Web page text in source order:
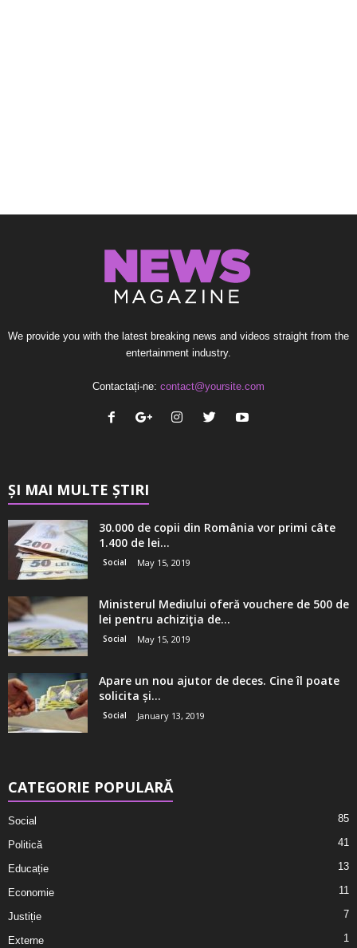
We provide you with the latest breaking news and videos straight from the
entertainment industry.
Contactați-ne: contact@yoursite.com
ȘI MAI MULTE ȘTIRI
30.000 de copii din România vor primi câte
1.400 de lei...
Social May 15, 2019
Ministerul Mediului oferă vouchere de 500 de
lei pentru achiziţia de...
Social May 15, 2019
Apare un nou ajutor de deces. Cine îl poate
solicita și...
Social January 13, 2019
CATEGORIE POPULARĂ
Social 85
Politică 41
Educație 13
Economie 11
Justiție 7
Externe 1